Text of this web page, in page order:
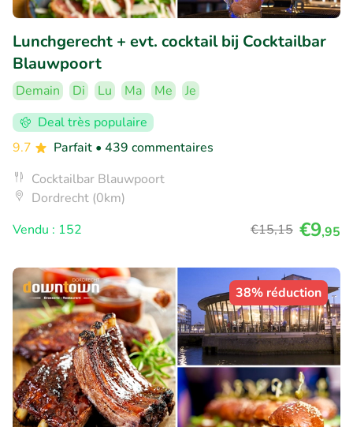
Lunchgerecht + evt. cocktail bij Cocktailbar
Blauwpoort
Demain Di Lu Ma Me
Je
Deal très populaire
9.7
Parfait • 439 commentaires
Cocktailbar Blauwpoort
Dordrecht (0km)
Vendu : 152
€15,15 €9,95
38% réduction